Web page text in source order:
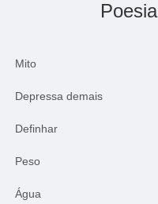
Poesia
Mito
Depressa demais
Definhar
Peso
Água